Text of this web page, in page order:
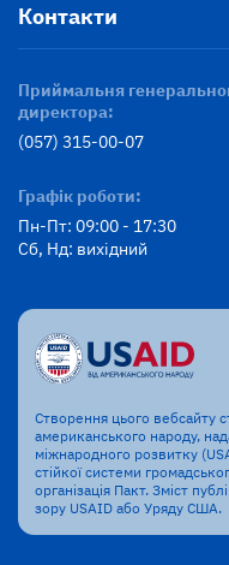
Контакти
Приймальня
директора:
(057) 315-00-07
Графік роботи:
Пн-Пт: 09:00 - 17:30
Сб, Нд: вихідний
Створення цього вебсайту
американського народу,
міжнародного розвитку
стійкої системи
організація Пакт. Зміст
зору USAID або Уряду США.